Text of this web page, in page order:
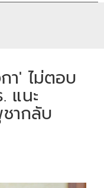
า' ไม่ตอบ
แนะ
ากลับ